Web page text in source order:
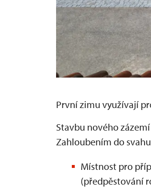
První zimu využívají
Stavbu nového
Zahloubením do
Místnost pro
(předpěstování